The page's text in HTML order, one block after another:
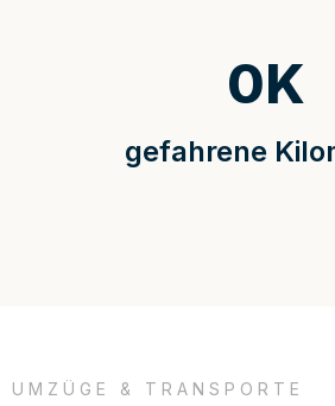
gefahrene
0K
UMZÜGE & TRANSPORTE